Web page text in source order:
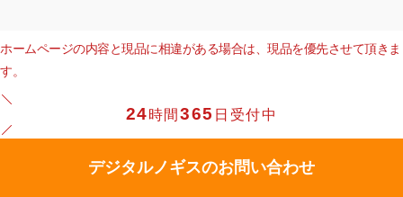
ホームページの内容と現品に相違がある場合は、現品を優先させて頂きま
す。
24時間365 日受付中